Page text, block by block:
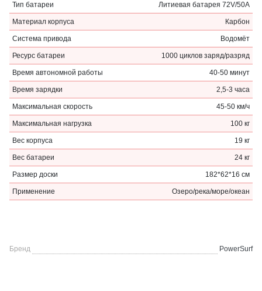
Тип батареи Литиевая батарея 72V/50A
Материал корпуса Карбон
Система привода Водомёт
Ресурс батареи 1000 циклов заряд/разряд
Время автономной работы 40-50 минут
Время зарядки 2,5-3 часа
Максимальная скорость 45-50 км/ч
Максимальная нагрузка 100 кг
Вес корпуса 19 кг
Вес батареи 24 кг
Размер доски 182*62*16 см
Применение Озеро/река/море/океан
Бренд PowerSurf